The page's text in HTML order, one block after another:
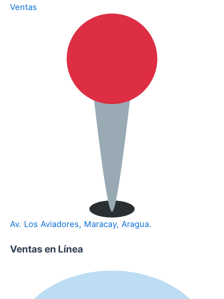
Ventas
Av. Los Aviadores, Maracay, Aragua.
Ventas en Línea